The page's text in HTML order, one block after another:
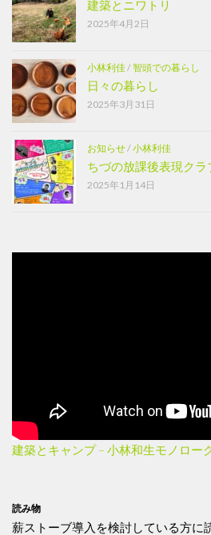
建築とニワトリ
2025年4月2日
小林利佳/智頭での暮らし
日々の暮らし
2025年3月31日
お知らせ/小林利佳
ちづの放課後表現クラ
2025年1月14日
建築とキャンプ – 小林和生モノロー
読み物
薪ストーブ導入を検討している方に